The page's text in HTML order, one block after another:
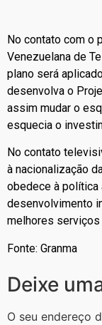
No contato com o
Venezuelana de
plano será
desenvolva o
assim mudar o
esquecia o
No contato
à nacionalização
obedece à política
desenvolvimento
melhores serviços
Fonte: Granma
Deixe
O seu endereço